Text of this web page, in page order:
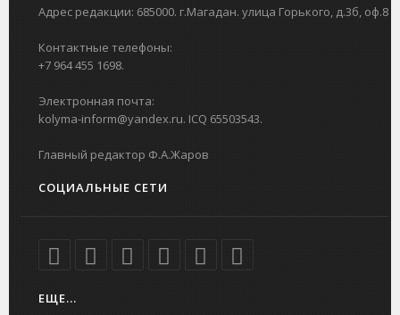
Адрес редакции: 685000. г.Магадан. улица Горького, д.3б, оф.8
Контактные телефоны:
+7 964 455 1698.
Электронная почта:
kolyma-inform@yandex.ru. ICQ 65503543.
Главный редактор Ф.А.Жаров
СОЦИАЛЬНЫЕ СЕТИ
ЕЩЕ...